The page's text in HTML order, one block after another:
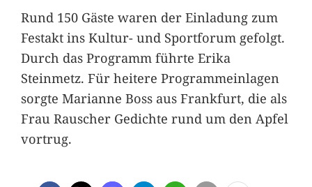
Rund 150 Gäste waren der Einladung zum
Festakt ins Kultur- und Sportforum gefolgt.
Durch das Programm führte Erika
Steinmetz. Für heitere Programmeinlagen
sorgte Marianne Boss aus Frankfurt, die als
Frau Rauscher Gedichte rund um den Apfel
vortrug.